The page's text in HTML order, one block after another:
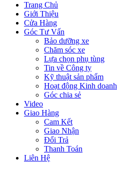
Trang Chủ
Giới Thiệu
Cửa Hàng
Góc Tư Vấn
Bảo dưỡng xe
Chăm sóc xe
Lựa chọn phụ tùng
Tin về Công ty
Kỹ thuật sản phẩm
Hoạt động Kinh doanh
Góc chia sẻ
Video
Giao Hàng
Cam Kết
Giao Nhận
Đổi Trả
Thanh Toán
Liên Hệ